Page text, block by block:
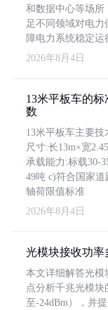
和数据中心等场所
足不同领域对电力
障电力系统稳定运
2026年8月4日
13米平板车的
数
13米平板车主要
尺寸:长13m×宽
承载能力:标载30-
49吨 c)符合国家
轴荷限值标准
2026年8月4日
光模块接收功率
本文详细解答光模
点分析千兆光模
至-24dBm），并